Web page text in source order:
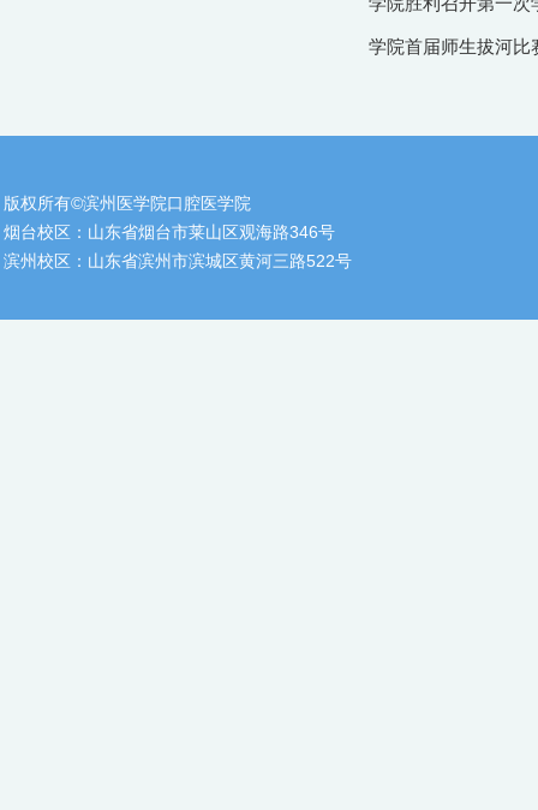
学院首届师生拔河比
版权所有©滨州医学院口腔医学院
烟台校区：山东省烟台市莱山区观海路346号
滨州校区：山东省滨州市滨城区黄河三路522号